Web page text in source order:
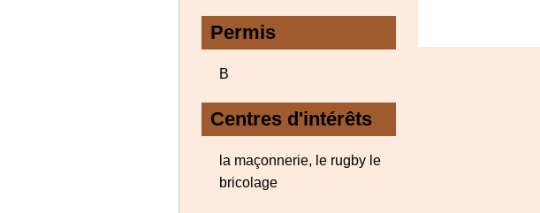
Permis
B
Centres d'intérêts
la maçonnerie, le rugby le
bricolage